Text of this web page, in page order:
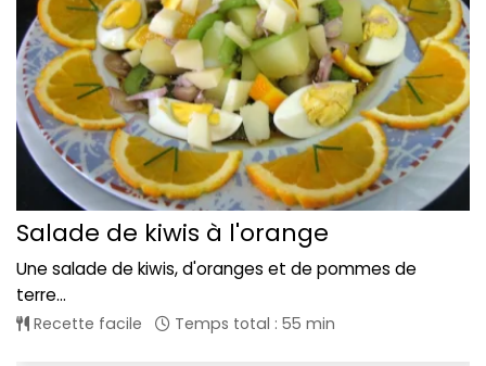
Salade de kiwis à l'orange
Une salade de kiwis, d'oranges et de pommes de
terre...
Recette facile Temps total : 55 min